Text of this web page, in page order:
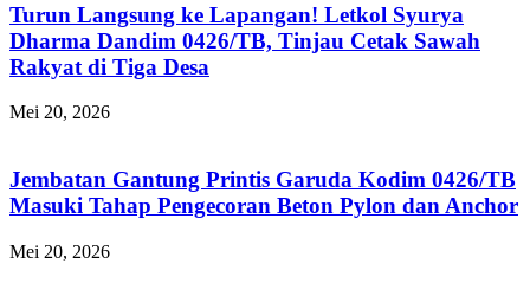
Turun Langsung ke Lapangan! Letkol Syurya
Dharma Dandim 0426/TB, Tinjau Cetak Sawah
Rakyat di Tiga Desa
Mei 20, 2026
Jembatan Gantung Printis Garuda Kodim 0426/TB
Masuki Tahap Pengecoran Beton Pylon dan Anchor
Mei 20, 2026